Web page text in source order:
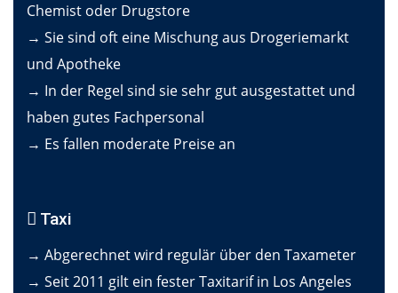
Chemist oder Drugstore
→ Sie sind oft eine Mischung aus Drogeriemarkt
und Apotheke
→ In der Regel sind sie sehr gut ausgestattet und
haben gutes Fachpersonal
→ Es fallen moderate Preise an
Taxi
→ Abgerechnet wird regulär über den Taxameter
→ Seit 2011 gilt ein fester Taxitarif in Los Angeles